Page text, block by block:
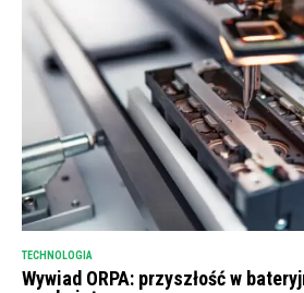
TECHNOLOGIA
Wywiad ORPA: przyszłość w